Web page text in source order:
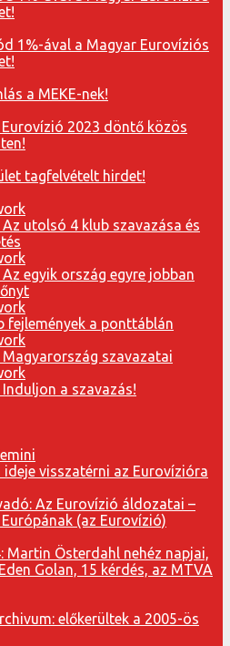
1%-ával a Magyar Eurovíziós
a MEKE-nek!
Eurovízió 2023 döntő közös
tagfelvételt hirdet!
Az utolsó 4 klub szavazása és
Az egyik ország egyre jobban
fejlemények a ponttáblán
Magyarország szavazatai
Induljon a szavazás!
ideje visszatérni az Eurovízióra
Az Eurovízió áldozatai –
(az Eurovízió)
Martin Österdahl nehéz napjai,
Golan, 15 kérdés, az MTVA
előkerültek a 2005-ös